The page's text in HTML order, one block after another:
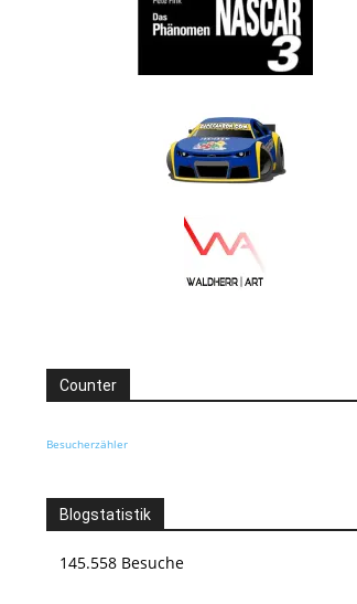
Counter
Besucherzähler
Blogstatistik
145.558 Besuche